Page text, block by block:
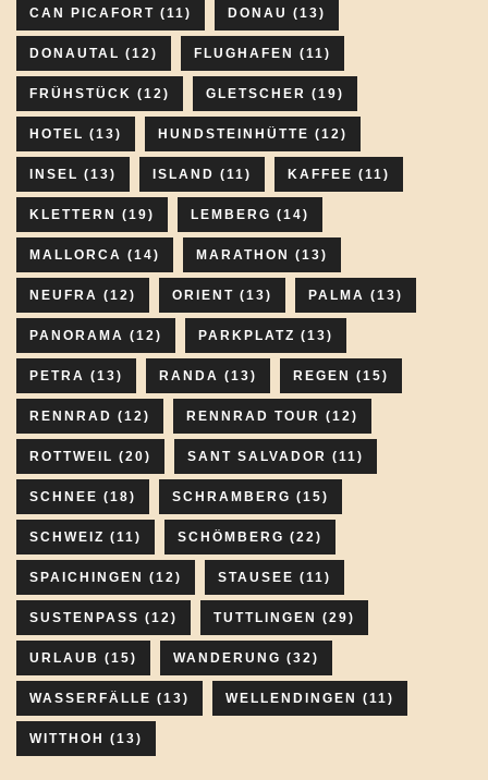
CAN PICAFORT (11) DONAU (13)
DONAUTAL (12) FLUGHAFEN (11)
FRÜHSTÜCK (12) GLETSCHER (19)
HOTEL (13) HUNDSTEINHÜTTE (12)
INSEL (13) ISLAND (11) KAFFEE (11)
KLETTERN (19) LEMBERG (14)
MALLORCA (14) MARATHON (13)
NEUFRA (12) ORIENT (13) PALMA (13)
PANORAMA (12) PARKPLATZ (13)
PETRA (13) RANDA (13) REGEN (15)
RENNRAD (12) RENNRAD TOUR (12)
ROTTWEIL (20) SANT SALVADOR (11)
SCHNEE (18) SCHRAMBERG (15)
SCHWEIZ (11) SCHÖMBERG (22)
SPAICHINGEN (12) STAUSEE (11)
SUSTENPASS (12) TUTTLINGEN (29)
URLAUB (15) WANDERUNG (32)
WASSERFÄLLE (13) WELLENDINGEN (11)
WITTHOH (13)